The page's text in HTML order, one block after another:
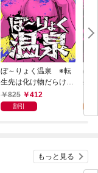
ぼ～りょく温泉 ※転
生先は化け物だらけの
ホラゲ世界！ 妻を守り
アイテム集めて脱出
825 412
割引
ぼ
生
ア
だ
もっと見る